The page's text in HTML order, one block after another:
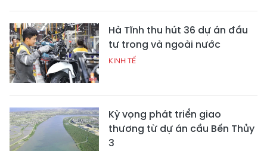
Hà Tĩnh thu hút 36 dự án đầu
tư trong và ngoài nước
KINH TẾ
Kỳ vọng phát triển giao
thương từ dự án cầu Bến Thủy
3